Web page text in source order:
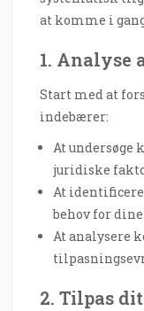
at komme i
1. Analyse
Start med at
indebærer:
At undersøge
juridiske
At
behov for
At analysere
2. Tilpas